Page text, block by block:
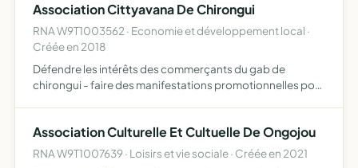
d'e…
Association Cittyavana De Chirongui
RNA W9T1003562 · Economie et développement local ·
Créée en 2018
Défendre les intérêts des commerçants du gab de
chirongui - faire des manifestations promotionnelles pour
Association Culturelle Et Cultuelle De Ongojou
RNA W9T1007639 · Loisirs et vie sociale · Créée en 2021